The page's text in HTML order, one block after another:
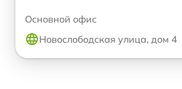
Основной офис
Новослободская улица, дом 4